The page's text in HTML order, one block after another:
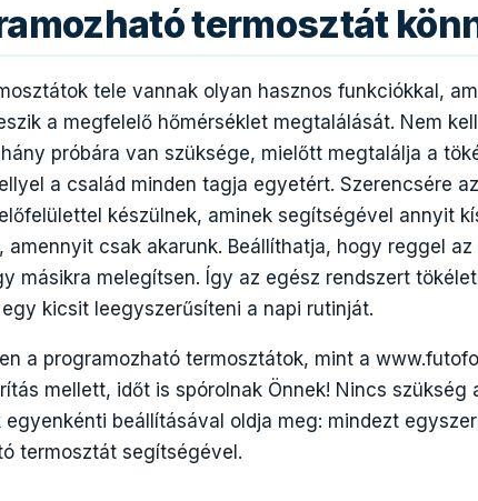
termosztát
tele vannak olyan hasznos funkciókkal,
a megfelelő hőmérséklet megtalálását. Nem
próbára van szüksége, mielőtt megtalálja a
a család minden tagja egyetért. Szerencsére
készülnek, aminek segítségével annyit
amennyit csak akarunk. Beállíthatja, hogy reggel
másikra melegítsen. Így az egész rendszert
kicsit leegyszerűsíteni a napi rutinját.
a programozható termosztátok, mint a
mellett, időt is spórolnak Önnek! Nincs
beállításával oldja meg: mindezt
termosztát segítségével.